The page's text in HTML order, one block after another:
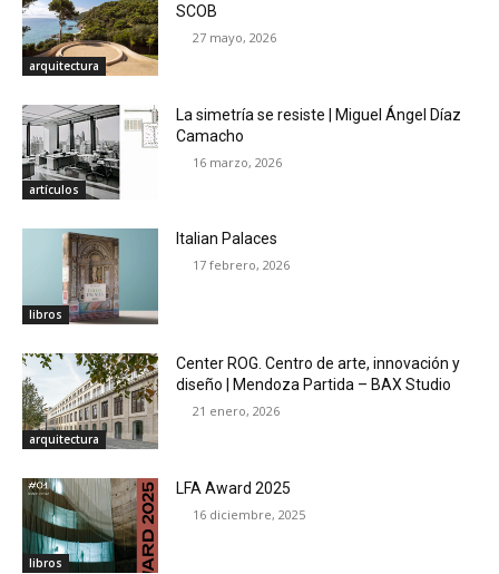
arquitectura
SCOB
27 mayo, 2026
artículos
La simetría se resiste | Miguel Ángel Díaz
Camacho
16 marzo, 2026
libros
Italian Palaces
17 febrero, 2026
arquitectura
Center ROG. Centro de arte, innovación y
diseño | Mendoza Partida – BAX Studio
21 enero, 2026
libros
LFA Award 2025
16 diciembre, 2025